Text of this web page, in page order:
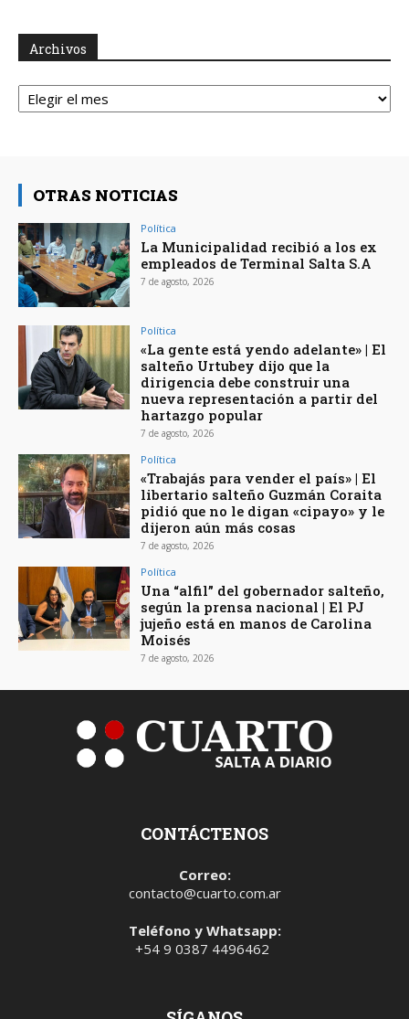
Archivos
Archivos
OTRAS NOTICIAS
Política
La Municipalidad recibió a los ex
empleados de Terminal Salta S.A
7 de agosto, 2026
Política
«La gente está yendo adelante» | El
salteño Urtubey dijo que la
dirigencia debe construir una
nueva representación a partir del
hartazgo popular
7 de agosto, 2026
Política
«Trabajás para vender el país» | El
libertario salteño Guzmán Coraita
pidió que no le digan «cipayo» y le
dijeron aún más cosas
7 de agosto, 2026
Política
Una “alfil” del gobernador salteño,
según la prensa nacional | El PJ
jujeño está en manos de Carolina
Moisés
7 de agosto, 2026
CONTÁCTENOS
Correo:
contacto@cuarto.com.ar
Teléfono y Whatsapp:
+54 9 0387 4496462